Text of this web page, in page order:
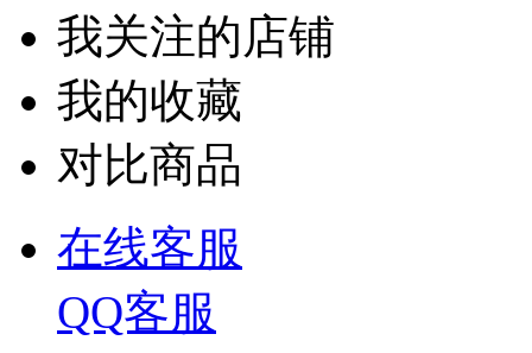
我关注的店铺
我的收藏
对比商品
在线客服
QQ客服